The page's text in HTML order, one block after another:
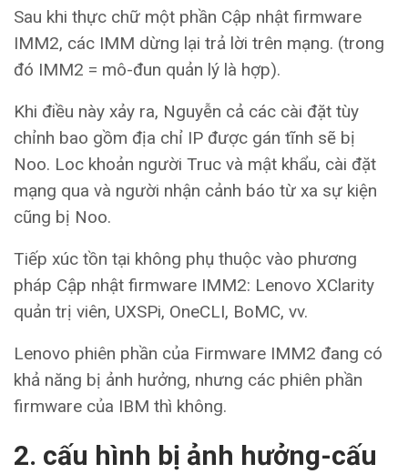
Sau khi thực chữ một phần Cập nhật firmware
IMM2, các IMM dừng lại trả lời trên mạng. (trong
đó IMM2 = mô-đun quản lý là hợp).
Khi điều này xảy ra, Nguyễn cả các cài đặt tùy
chỉnh bao gồm địa chỉ IP được gán tĩnh sẽ bị
Noo. Loc khoản người Truc và mật khẩu, cài đặt
mạng qua và người nhận cảnh báo từ xa sự kiện
cũng bị Noo.
Tiếp xúc tồn tại không phụ thuộc vào phương
pháp Cập nhật firmware IMM2: Lenovo XClarity
quản trị viên, UXSPi, OneCLI, BoMC, vv.
Lenovo phiên phần của Firmware IMM2 đang có
khả năng bị ảnh hưởng, nhưng các phiên phần
firmware của IBM thì không.
2. cấu hình bị ảnh hưởng-cấu